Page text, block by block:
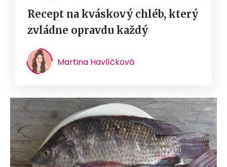
Recept na kváskový chléb, který
zvládne opravdu každý
Martina Havlíčková